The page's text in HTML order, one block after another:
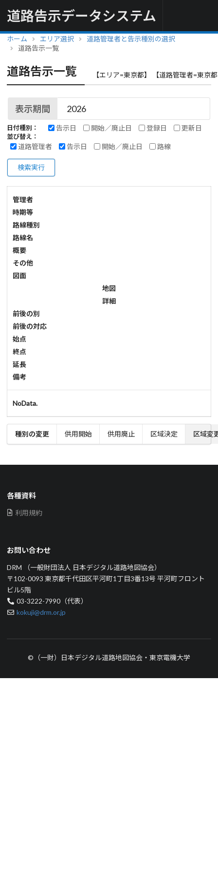
道路告示データシステム
ホーム エリア選択
道路管理者と告示種別の選択
道路告示一覧
道路告示一覧 【エリア=東京都】 【道路管理者=東京
表示期間
日付種別： 告示日 開始／廃止日 登録日 更新日
並び替え：
道路管理者 告示日 開始／廃止日 路線
検索実行
管理者
時期等
路線種別
路線名
概要
その他
図面
地図
詳細
前後の別
前後の対応
始点
終点
延長
備考
NoData.
種別の変更 供用開始 供用廃止 区域決定 区域変
各種資料
利用規約
お問い合わせ
DRM （一般財団法人 日本デジタル道路地図協会）
〒102-0093 東京都千代田区平河町1丁目3番13号 平河町フロント
ビル5階
03-3222-7990（代表）
kokuji@drm.or.jp
©（一財）日本デジタル道路地図協会・東京電機大学